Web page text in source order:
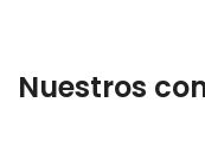
Nuestros